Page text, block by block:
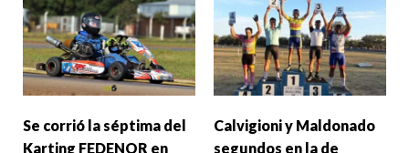
Se corrió la séptima del
Karting FEDENOR en
Calvigioni y Maldonado
segundos en la de